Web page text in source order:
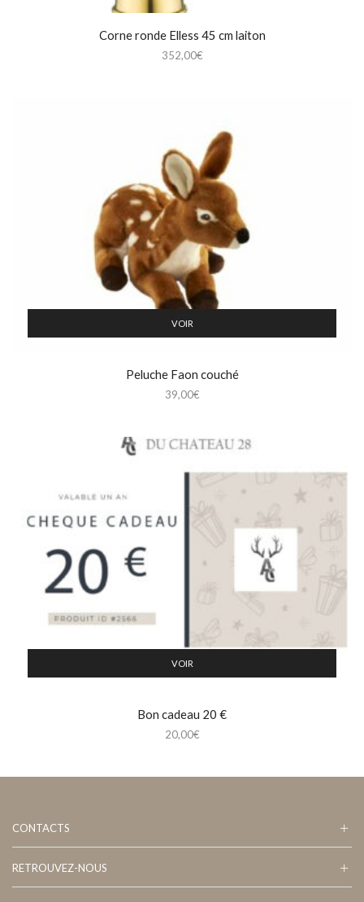
Corne ronde Elless 45 cm laiton
352,00€
VOIR
Peluche Faon couché
39,00€
VOIR
Bon cadeau 20 €
20,00€
CONTACTS
RETROUVEZ-NOUS